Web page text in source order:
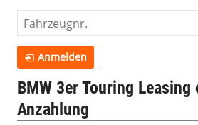
BMW 3er Touring Leasing
Anzahlung
Fahrzeugnr.
Anmelden